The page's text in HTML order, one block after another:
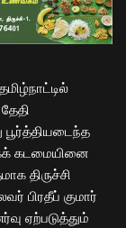
கடமையினை
திருச்சி
பிரதீப் குமார்
ஏற்படுத்தும்